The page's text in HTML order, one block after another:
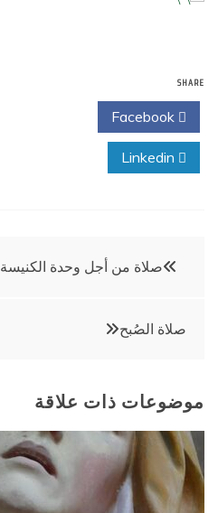
SHARE
تصفّح
صلاة من أجل وحدة الكنيسة
صلاة الصُبح
موضوعات ذات علاقة